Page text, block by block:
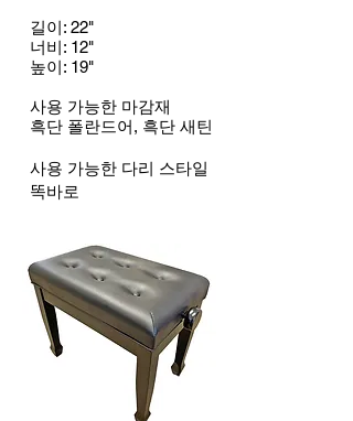
길이: 22"
너비: 12"
높이: 19"
사용 가능한 마감재
흑단 폴란드어, 흑단 새틴
사용 가능한 다리 스타일
똑바로